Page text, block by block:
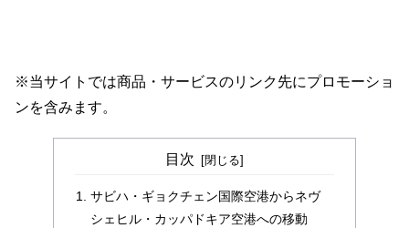
※当サイトでは商品・サービスのリンク先にプロモーショ
ンを含みます。
目次
サビハ・ギョクチェン国際空港からネヴ
シェヒル・カッパドキア空港への移動